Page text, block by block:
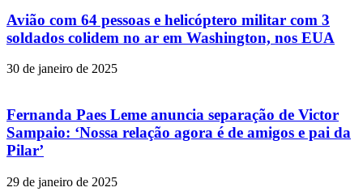
Avião com 64 pessoas e helicóptero militar com 3
soldados colidem no ar em Washington, nos EUA
30 de janeiro de 2025
Fernanda Paes Leme anuncia separação de Victor
Sampaio: ‘Nossa relação agora é de amigos e pai da
Pilar’
29 de janeiro de 2025